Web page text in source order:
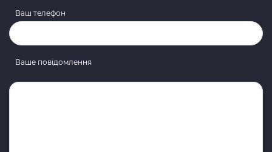
Ваш телефон
Ваше повідомлення